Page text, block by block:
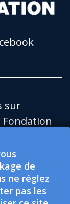
de
ne réglez
pas les
sur
publique
Lions
une
sociale